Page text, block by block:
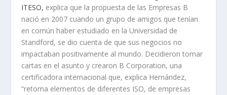
ITESO, explica que la propuesta de las Empresas B
nació en 2007 cuando un grupo de amigos que tenían
en común haber estudiado en la Universidad de
Standford, se dio cuenta de que sus negocios no
impactaban positivamente al mundo. Decidieron tomar
cartas en el asunto y crearon B Corporation, una
certificadora internacional que, explica Hernández,
“retoma elementos de diferentes ISO, de empresas